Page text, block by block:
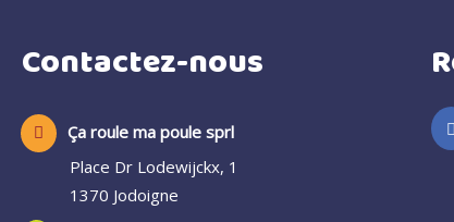
Contactez-nous
Ça roule ma poule sprl
Place Dr Lodewijckx, 1
1370 Jodoigne